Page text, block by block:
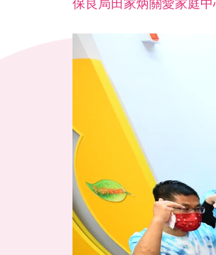
保良局田家炳關愛家庭中